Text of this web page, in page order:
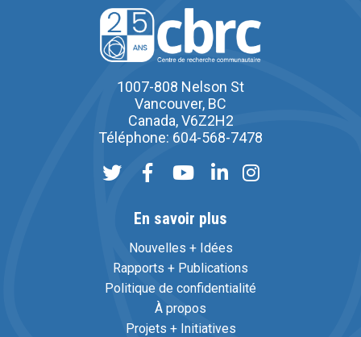
1007-808 Nelson St
Vancouver, BC
Canada, V6Z2H2
Téléphone: 604-568-7478
En savoir plus
Nouvelles + Idées
Rapports + Publications
Politique de confidentialité
À propos
Projets + Initiatives